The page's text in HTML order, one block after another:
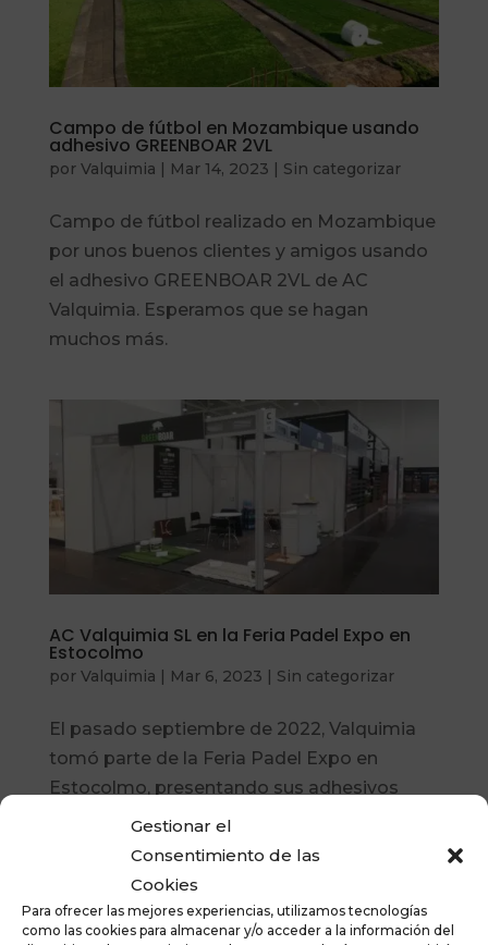
Gestionar el
Consentimiento de las
Cookies
Para ofrecer las mejores experiencias, utilizamos tecnologías
como las cookies para almacenar y/o acceder a la información del
Campo de fútbol en Mozambique usando
adhesivo GREENBOAR 2VL
por Valquimia | Mar 14, 2023 | Sin categorizar
Campo de fútbol realizado en Mozambique
por unos buenos clientes y amigos usando
el adhesivo GREENBOAR 2VL de AC
Valquimia. Esperamos que se hagan
muchos más.
AC Valquimia SL en la Feria Padel Expo en
Estocolmo
por Valquimia | Mar 6, 2023 | Sin categorizar
El pasado septiembre de 2022, Valquimia
tomó parte de la Feria Padel Expo en
Estocolmo, presentando sus adhesivos
para instalaciones deportivas, cintas de
unión y otras soluciones para aplicadores. A
destacar la alta presencia española, señal
del papel que juegan...